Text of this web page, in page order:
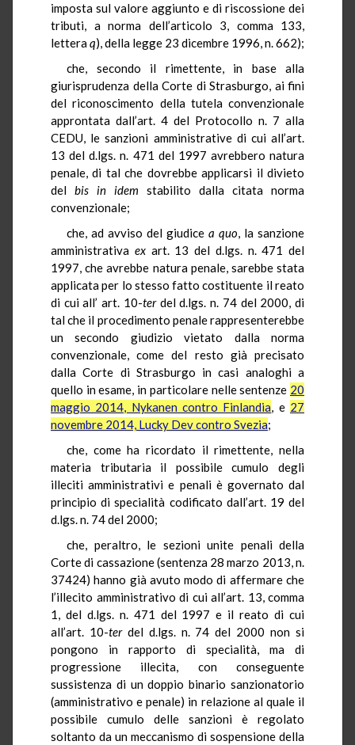
imposta sul valore aggiunto e di riscossione dei
tributi, a norma dell’articolo 3, comma 133,
letteraq), della legge 23 dicembre 1996, n. 662);
che, secondo il rimettente, in base alla
giurisprudenza della Corte di Strasburgo, ai fini
del riconoscimento della tutela convenzionale
approntata dall’art. 4 del Protocollo n. 7 alla
CEDU, le sanzioni amministrative di cui all’art.
13 del d.lgs. n. 471 del 1997 avrebbero natura
penale, di tal che dovrebbe applicarsi il divieto
del bis in idem stabilito dalla citata norma
convenzionale;
che, ad avviso del giudice a quo, la sanzione
amministrativa exart. 13 del d.lgs. n. 471 del
1997, che avrebbe natura penale, sarebbe stata
applicata per lo stesso fatto costituente il reato
di cui all’ art. 10-terdel d.lgs. n. 74 del 2000, di
tal che il procedimento penale rappresenterebbe
un secondo giudizio vietato dalla norma
convenzionale, come del resto già precisato
dalla Corte di Strasburgo in casi analoghi a
quello in esame, in particolare nelle sentenze 20
maggio 2014, Nykanen contro Finlandia, e 27
novembre 2014, Lucky Dev contro Svezia;
che, come ha ricordato il rimettente, nella
materia tributaria il possibile cumulo degli
illeciti amministrativi e penali è governato dal
principio di specialità codificato dall’art. 19 del
d.lgs. n. 74 del 2000;
che, peraltro, le sezioni unite penali della
Corte di cassazione (sentenza 28 marzo 2013, n.
37424) hanno già avuto modo di affermare che
l’illecito amministrativo di cui all’art. 13, comma
1, del d.lgs. n. 471 del 1997 e il reato di cui
all’art. 10-terdel d.lgs. n. 74 del 2000 non si
pongono in rapporto di specialità, ma di
progressione illecita, con conseguente
sussistenza di un doppio binario sanzionatorio
(amministrativo e penale) in relazione al quale il
possibile cumulo delle sanzioni è regolato
soltanto da un meccanismo di sospensione della